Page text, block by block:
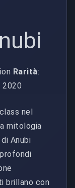
Rarità:
2020
nel
mitologia
Anubi
brillano con